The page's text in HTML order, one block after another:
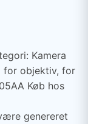
Kamera
for objektiv, for
Køb hos
genereret